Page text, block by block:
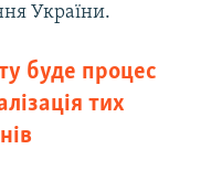
України.
буде процес
тих